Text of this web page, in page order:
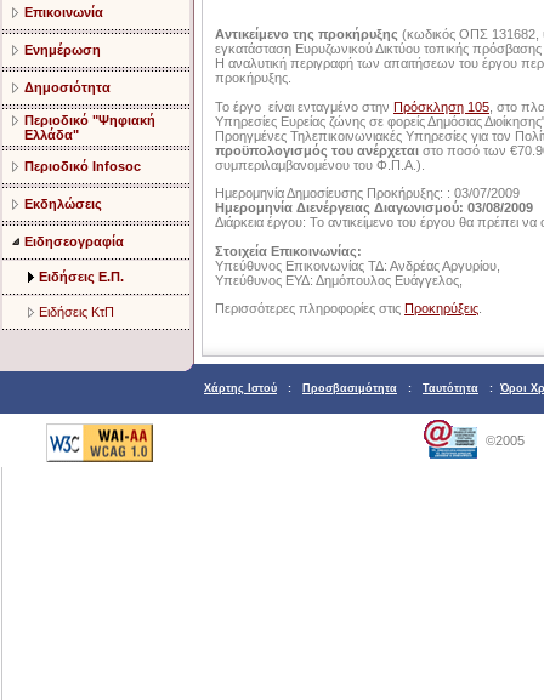
Επικοινωνία
Ενημέρωση
Δημοσιότητα
Περιοδικό "Ψηφιακή
Ελλάδα"
Περιοδικό Infosoc
Εκδηλώσεις
Ειδησεογραφία
Ειδήσεις Ε.Π.
Ειδήσεις ΚτΠ
Αντικείμενο της προκήρυξης (κωδικός ΟΠΣ 131682,
εγκατάσταση Ευρυζωνικού Δικτύου τοπικής
Η αναλυτική περιγραφή των απαιτήσεων του έργου
προκήρυξης.
Το έργο είναι ενταγμένο στην Πρόσκληση 105 , στο
Υπηρεσίες Ευρείας ζώνης σε φορείς Δημόσιας
Προηγμένες Τηλεπικοινωνιακές Υπηρεσίες για τον
προϋπολογισμός του ανέρχεται στο ποσό των
συμπεριλαμβανομένου του Φ.Π.Α.).
Ημερομηνία Δημοσίευσης Προκήρυξης: : 03/07/2009
Ημερομηνία Διενέργειας Διαγωνισμού: 03/08/2009
Διάρκεια έργου: Το αντικείμενο του έργου θα πρέπει
Στοιχεία Επικοινωνίας:
Υπεύθυνος Επικοινωνίας ΤΔ: Ανδρέας Αργυρίου,
Υπεύθυνος ΕΥΔ: Δημόπουλος Ευάγγελος,
Περισσότερες πληροφορίες στις Προκηρύξεις
Χάρτης Ιστού : Προσβασιμότητα : Ταυτότητα : Όροι
©2005